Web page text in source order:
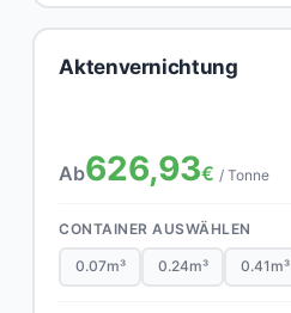
Aktenvernichtung
Ab626,93€ / Tonne
CONTAINER AUSWÄHLEN
0.07m³ 0.24m³ 0.41m³